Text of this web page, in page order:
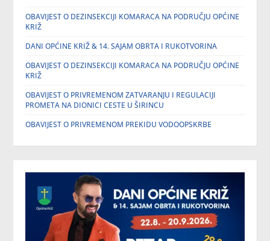
OBAVIJEST O DEZINSEKCIJI KOMARACA NA PODRUČJU OPĆINE
KRIŽ
DANI OPĆINE KRIŽ & 14. SAJAM OBRTA I RUKOTVORINA
OBAVIJEST O DEZINSEKCIJI KOMARACA NA PODRUČJU OPĆINE
KRIŽ
OBAVIJEST O PRIVREMENOM ZATVARANJU I REGULACIJI
PROMETA NA DIONICI CESTE U ŠIRINCU
OBAVIJEST O PRIVREMENOM PREKIDU VODOOPSKRBE